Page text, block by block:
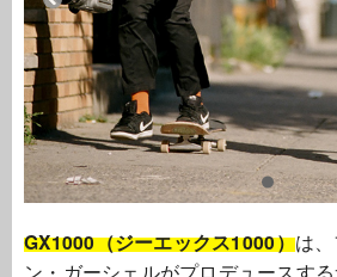
GX1000（ジーエックス1000）は
ン・ガーシェルがプロデュースす